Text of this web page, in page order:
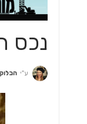
נכס
ע"י הבלוק